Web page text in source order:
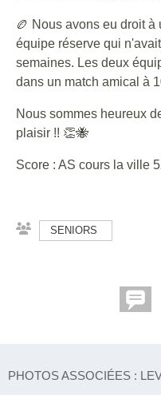
🏉 Nous avons eu droit
équipe réserve qui
semaines. Les deux
dans un match amical à
Nous sommes heureux
plaisir !! 👏🐝
Score : AS cours la ville
SENIORS
PHOTOS ASSOCIÉES :